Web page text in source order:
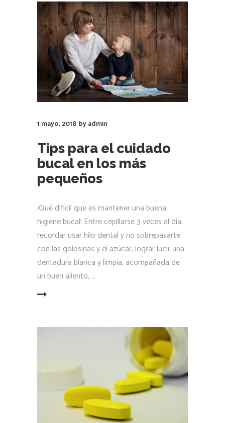
1 mayo, 2018 byadmin
Tips para el cuidado
bucal en los más
pequeños
¡Qué difícil que es mantener una buena
higiene bucal! Entre cepillarse 3 veces al día,
recordar usar hilo dental y no sobrepasarte
con las golosinas y el azúcar, lograr lucir una
dentadura blanca y limpia, acompañada de
un buen aliento,